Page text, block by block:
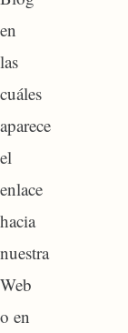
en
las
cuáles
aparece
el
enlace
hacia
nuestra
Web
o en